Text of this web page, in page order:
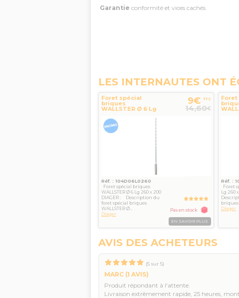
Garantie conformité et vices cachés
LES INTERNAUTES ONT
Foret spécial
briques
WALLSTER Ø 6 Lg
DIAGER
9€ TTC
14,60€
Réf. : 104D06L0260
Foret spécial briques
WALLSTER Ø 6 Lg 260 x 200
DIAGER : Description du
foret spécial briques
WALLSTER Ø...
Diager
Pas en stock
EN SAVOIR PLUS
Foret
Réf. :
Foret
Lg 260
briques
Diager
AVIS DES ACHETEURS
(5 sur 5)
MARC (1 AVIS)
Produit répondant à l'attente.
Livraison extrêmement rapide, 25 heures,